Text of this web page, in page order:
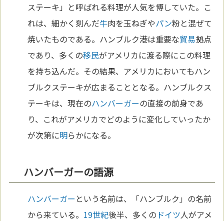
ステーキ」と呼ばれる料理が人気を博していた。こ
れは、細かく刻んだ牛肉を玉ねぎやパン粉と混ぜて
焼いたものである。ハンブルク港は重要な貿易拠点
であり、多くの移民がアメリカに渡る際にこの料理
を持ち込んだ。その結果、アメリカにおいてもハン
ブルクステーキが広まることとなる。ハンブルクス
テーキは、現在のハンバーガーの直接の前身であ
り、これがアメリカでどのように変化していったか
が次第に明らかになる。
ハンバーガーの語源
ハンバーガー という名前は、「ハンブルク」の名前
から来ている。 19世紀後半、多くの ドイツ人がアメ